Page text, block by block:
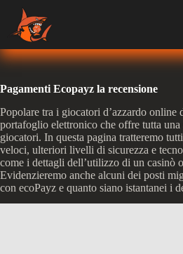
contenuto
Pagamenti Ecopayz la recensione
Popolare tra i giocatori d’azzardo online
portafoglio elettronico che offre tutta
giocatori. In questa pagina tratteremo
veloci, ulteriori livelli di sicurezza e
come i dettagli dell’utilizzo di un casinò
Evidenzieremo anche alcuni dei posti
con ecoPayz e quanto siano istantanei i